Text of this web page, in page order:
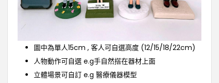
圖中為單人15cm , 客人可自選高度 (12/15/18/22cm)
人物動作可自選 e.g手自然搭在器材上面
立體場景可自訂 e.g 醫療儀器模型